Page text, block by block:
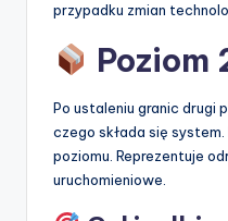
przypadku zmian
Poziom
Po ustaleniu granic drugi
czego składa się
poziomu. Reprezentuje
uruchomieniowe.